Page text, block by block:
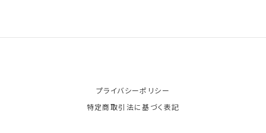
プライバシーポリシー
特定商取引法に基づく表記